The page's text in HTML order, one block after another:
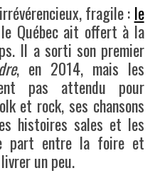
fragile : le
Québec ait offert à la
Il a sorti son premier
, en 2014, mais les
pas attendu pour
et rock, ses chansons
histoires sales et les
part entre la foire et
un peu.